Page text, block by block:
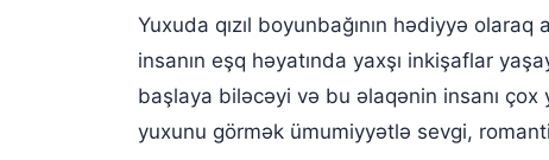
Yuxuda qızıl boyunbağının hədiyyə
insanın eşq həyatında yaxşı inkişaflar
başlaya biləcəyi və bu əlaqənin insanı
yuxunu görmək ümumiyyətlə sevgi,